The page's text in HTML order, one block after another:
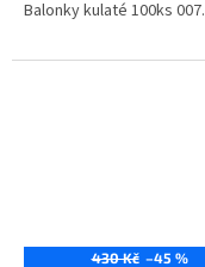
Balonky kulaté 100ks 007.
430 Kč –45 %